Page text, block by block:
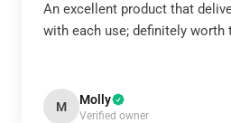
An excellent product that
with each use; definitely worth
M Molly
Verified owner